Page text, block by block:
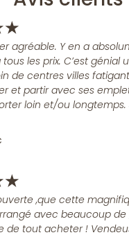
★
agréable. Y en a
les prix. C’est génial
de centres villes
et partir avec ses
loin et/ou longtemps.
★
,que cette
avec beaucoup de
de tout acheter !